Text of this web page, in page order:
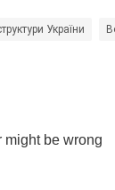
України